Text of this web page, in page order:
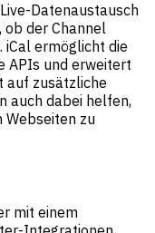
Datenaustausch
ob der Channel
ermöglicht die
APIs und erweitert
auf zusätzliche
auch dabei helfen,
Webseiten zu
mit einem